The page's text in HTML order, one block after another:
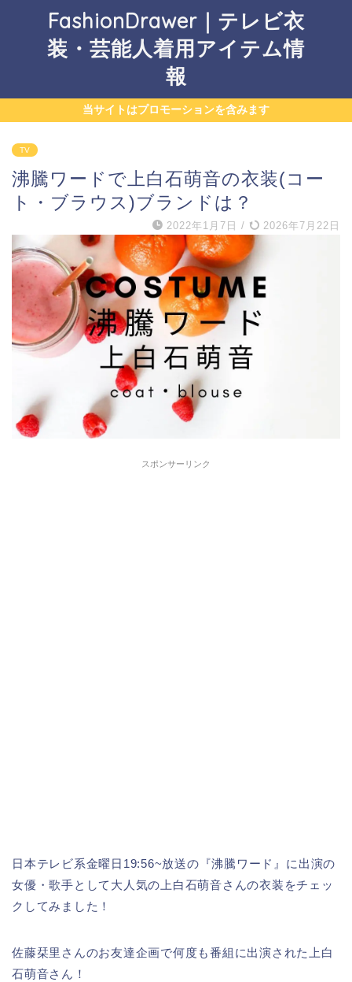
FashionDrawer｜テレビ衣
装・芸能人着用アイテム情
報
当サイトはプロモーションを含みます
TV
沸騰ワードで上白石萌音の衣装(コー
ト・ブラウス)ブランドは？
2022年1月7日 / 2026年7月22日
スポンサーリンク
日本テレビ系金曜日19:56~放送の『沸騰ワード』に出演の
女優・歌手として大人気の上白石萌音さんの衣装をチェッ
クしてみました！
佐藤栞里さんのお友達企画で何度も番組に出演された上白
石萌音さん！